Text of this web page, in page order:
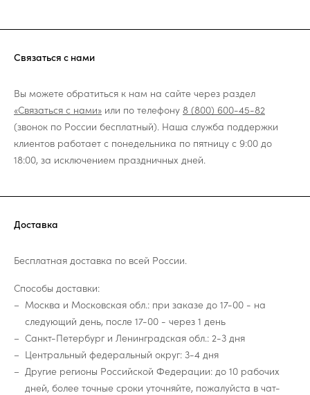
Связаться с нами
Вы можете обратиться к нам на сайте через раздел
«Связаться с нами» или по телефону 8 (800) 600-45-82
(звонок по России бесплатный). Наша служба поддержки
клиентов работает с понедельника по пятницу с 9:00 до
18:00, за исключением праздничных дней.
Доставка
Бесплатная доставка по всей России.
Способы доставки:
Москва и Московская обл.: при заказе до 17-00 - на
следующий день, после 17-00 - через 1 день
Санкт-Петербург и Ленинградская обл.: 2-3 дня
Центральный федеральный округ: 3-4 дня
Другие регионы Российской Федерации: до 10 рабочих
дней, более точные сроки уточняйте, пожалуйста в чат-